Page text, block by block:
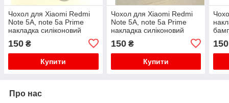
Чохол для Xiaomi Redmi
Note 5A, note 5a Prime
накладка силіконовий
Remax glitter
150 ₴
Купити
Чохол для Xiaomi Redmi
Note 5A, note 5a Prime
накладка силіконовий
glitter з принтом кра
150₴
Купити
150
Про нас